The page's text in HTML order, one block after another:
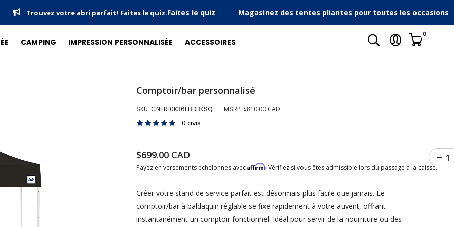
Livraison gratuite sur les commandes de 500 $Détails >Suivant
Magasinez des tentes pliantes pour toutes les occasions
CAMPING IMPRESSION PERSONNALISÉE ACCESSOIRES
0
Comptoir/bar personnalisé
SKU: CNTR10K36FBDBKSQ MSRP: $810.00 CAD
0 avis
Prix réduit
$699.00 CAD
Payez en versements échelonnés avec Affirm. Vérifiez si vous êtes admissible lors du passage à la caisse.
Créer votre stand de service parfait est désormais plus facile que jamais. Le
comptoir/bar à baldaquin réglable se fixe rapidement à votre auvent, offrant
instantanément un comptoir fonctionnel. Idéal pour servir de la nourriture ou des